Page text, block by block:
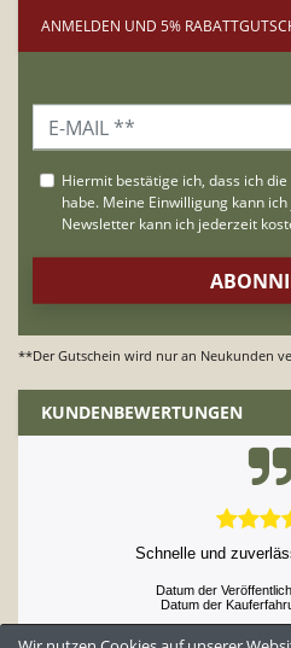
ANMELDEN UND 5%
**Der Gutschein wird nur an Neukunden
KUNDENBEWERTUNGEN
Schnelle und
Datum der
Datum der